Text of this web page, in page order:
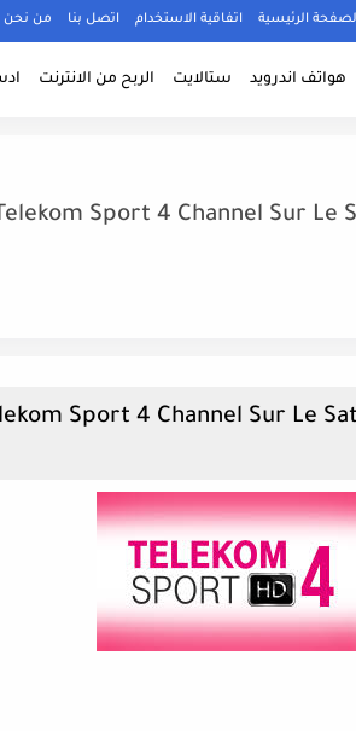
الرئيسية اتفاقية الاستخدام اتصل بنا من نحن
هواتف اندرويد ستالايت الربح من الانترنت